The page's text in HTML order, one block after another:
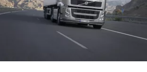
CONSORCIO